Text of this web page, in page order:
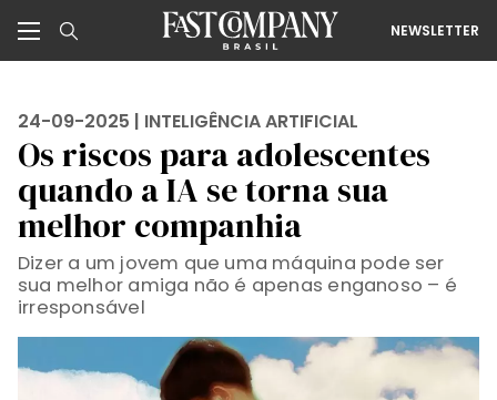
NEWSLETTER
24-09-2025 | INTELIGÊNCIA ARTIFICIAL
Os riscos para adolescentes
quando a IA se torna sua
melhor companhia
Dizer a um jovem que uma máquina pode ser
sua melhor amiga não é apenas enganoso – é
irresponsável